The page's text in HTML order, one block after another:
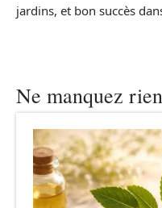
jardins, et bon succès
Ne manquez